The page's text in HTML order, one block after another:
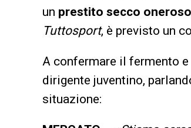
un prestito secco
Tuttosport, è previsto un
A confermare il fermento
dirigente juventino,
situazione: